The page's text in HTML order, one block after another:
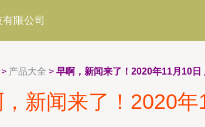
限公司
> 产品大全 > 早啊，新闻来了！2020年11月10
新闻来了！2020